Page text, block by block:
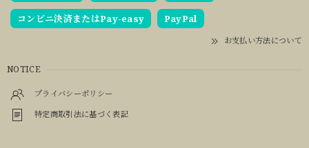
コンビニ決済またはPay-easy PayPal
お支払い方法について
NOTICE
プライバシーポリシー
特定商取引法に基づく表記